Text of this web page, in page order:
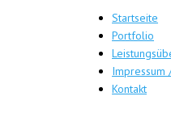
Startseite
Portfolio
Impressum
Kontakt